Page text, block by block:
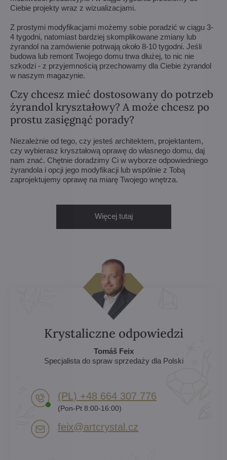
Ciebie projekty wraz z wizualizacjami.
Z prostymi modyfikacjami możemy sobie poradzić w ciągu 3-
4 tygodni, natomiast bardziej skomplikowane zmiany lub
żyrandol na zamówienie potrwają około 8-10 tygodni. Jeśli
budowa lub remont Twojego domu trwa dłużej, to nic nie
szkodzi - z przyjemnością przechowamy dla Ciebie żyrandol
w naszym magazynie.
Czy chcesz mieć dostosowany do potrzeb
żyrandol kryształowy? A może chcesz po
prostu zasięgnąć porady?
Niezależnie od tego, czy jesteś architektem, projektantem,
czy wybierasz kryształową oprawę do własnego domu, daj
nam znać. Chętnie doradzimy Ci w wyborze odpowiedniego
żyrandola i opcji jego modyfikacji lub wspólnie z Tobą
zaprojektujemy oprawę na miarę Twojego wnętrza.
Więcej tutaj
Krystaliczne odpowiedzi
Tomáš Feix
Specjalista do spraw sprzedaży dla Polski
(PL) +48 664 307 776
(Pon-Pt 8:00-16:00)
feix​@artcrystal​.cz